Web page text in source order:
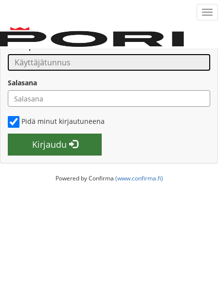
Siirry
sisältöön
Sähköpostiosoite
Salasana
Pidä minut kirjautuneena
Kirjaudu
Powered by Confirma (www.confirma.fi)